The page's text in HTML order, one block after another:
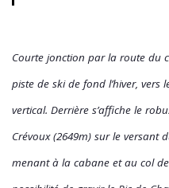
Courte jonction par la route du
piste de ski de fond l’hiver,
vertical. Derrière s’affiche le
Crévoux (2649m) sur le versant
menant à la cabane et au col